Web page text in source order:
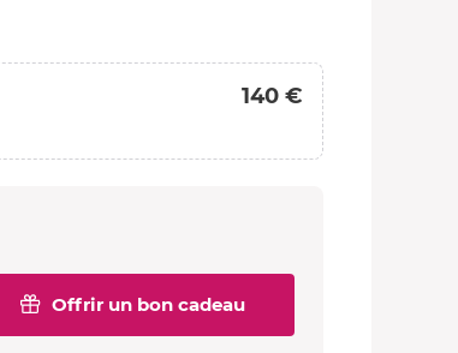
140 €
Offrir un bon cadeau